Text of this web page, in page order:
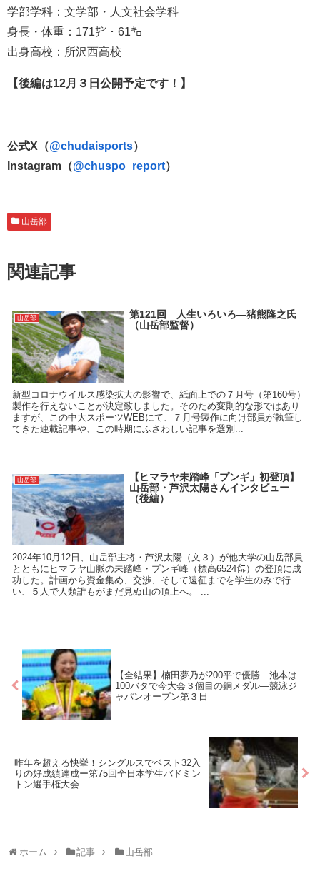
学部学科：文学部・人文社会学科
身長・体重：171㌢・61㌔
出身高校：所沢西高校
【後編は12月３日公開予定です！】
公式X（@chudaisports）
Instagram（@chuspo_report）
山岳部
関連記事
山岳部
第121回 人生いろいろ―猪熊隆之氏
（山岳部監督）
新型コロナウイルス感染拡大の影響で、紙面上での７月号（第160号）
製作を行えないことが決定致しました。そのため変則的な形ではあり
ますが、この中大スポーツWEBにて、７月号製作に向け部員が執筆し
てきた連載記事や、この時期にふさわしい記事を選別...
山岳部
【ヒマラヤ未踏峰「プンギ」初登頂】
山岳部・芦沢太陽さんインタビュー
（後編）
2024年10月12日、山岳部主将・芦沢太陽（文３）が他大学の山岳部員
とともにヒマラヤ山脈の未踏峰・プンギ峰（標高6524㍍）の登頂に成
功した。計画から資金集め、交渉、そして遠征までを学生のみで行
い、５人で人類誰もがまだ見ぬ山の頂上へ。 ...
【全結果】楠田夢乃が200平で優勝 池本は
100バタで今大会３個目の銅メダル―競泳ジ
ャパンオープン第３日
昨年を超える快挙！シングルスでベスト32入
りの好成績達成ー第75回全日本学生バドミン
トン選手権大会
ホーム 記事 山岳部